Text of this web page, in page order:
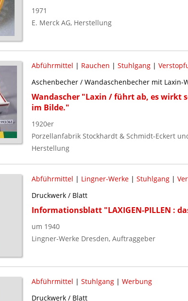
1971
E. Merck AG, Herstellung
Abführmittel | Rauchen | Stuhlgang|
Aschenbecher / Wandaschenbecher mit Laxin-
Wandascher "Laxin / führt ab, es wirkt
im Bilde."
1920er
Porzellanfabrik Stockhardt & Schmidt-Eckert
Herstellung
Abführmittel | Lingner-Werke| Stuhlgang|
Druckwerk / Blatt
Informationsblatt "LAXIGEN-PILLEN :
um 1940
Lingner-Werke Dresden, Auftraggeber
Abführmittel | Stuhlgang| Werbung
Druckwerk / Blatt